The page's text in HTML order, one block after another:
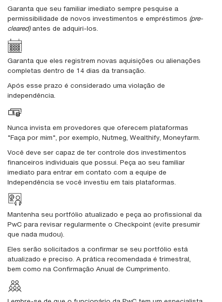
Garanta que seu familiar imediato sempre pesquise a
permissibilidade de novos investimentos e empréstimos (pre-
cleared)antes de adquiri-los.
Garanta que eles registrem novas aquisições ou alienações
completas dentro de 14 dias da transação.
Após esse prazo é considerado uma violação de
independência.
Nunca invista em provedores que oferecem plataformas
"Faça por mim", por exemplo, Nutmeg, Wealthify, Moneyfarm.
Você deve ser capaz de ter controle dos investimentos
financeiros individuais que possui. Peça ao seu familiar
imediato para entrar em contato com a equipe de
Independência se você investiu em tais plataformas.
Mantenha seu portfólio atualizado e peça ao profissional da
PwC para revisar regularmente o Checkpoint (evite presumir
que nada mudou).
Eles serão solicitados a confirmar se seu portfólio está
atualizado e preciso. A prática recomendada é trimestral,
bem como na Confirmação Anual de Cumprimento.